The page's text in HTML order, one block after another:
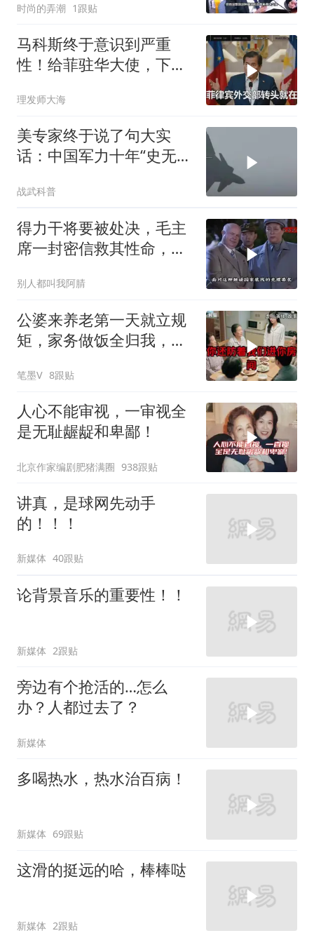
时尚的弄潮 1跟贴
马科斯终于意识到严重
性！给菲驻华大使，下达
理发师大海
美专家终于说了句大实
话：中国军力十年“史无前
住了
战武科普
得力干将要被处决，毛主
席一封密信救其性命，重
别人都叫我阿腈
公婆来养老第一天就立规
矩，家务做饭全归我，老
寂静
笔墨V 8跟贴
人心不能审视，一审视全
是无耻龌龊和卑鄙！
北京作家编剧肥猪满圈 938跟贴
讲真，是球网先动手
的！！！
新媒体 40跟贴
论背景音乐的重要性！！
新媒体 2跟贴
旁边有个抢活的…怎么
办？人都过去了？
新媒体
多喝热水，热水治百病！
新媒体 69跟贴
这滑的挺远的哈，棒棒哒
新媒体 2跟贴